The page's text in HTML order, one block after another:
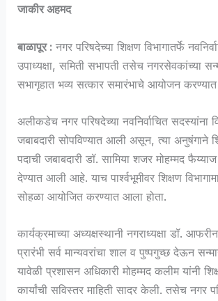
जाकीर अहमद
बाळापूर : नगर परिषदेच्या शिक्षण विभागातर्फे
उपाध्यक्षा, समिती सभापती तसेच नगरसेवकांच्या
सभागृहात भव्य सत्कार समारंभाचे आयोजन
अलीकडेच नगर परिषदेच्या नवनिर्वाचित सदस्यांना
जबाबदारी सोपविण्यात आली असून, त्या अनुषंगाने
पदाची जबाबदारी डॉ. सामिया शजर मोहम्मद
देण्यात आली आहे. याच पार्श्वभूमीवर शिक्षण
सोहळा आयोजित करण्यात आला होता.
कार्यक्रमाच्या अध्यक्षस्थानी नगराध्यक्षा डॉ.
प्रारंभी सर्व मान्यवरांचा शाल व पुष्पगुच्छ देऊन
यावेळी प्रशासन अधिकारी मोहम्मद कलीम यांनी
कार्यांची सविस्तर माहिती सादर केली. तसेच नगर